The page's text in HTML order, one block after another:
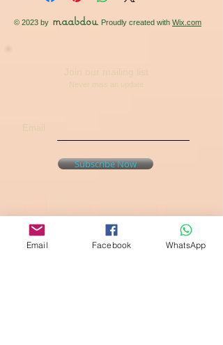
© 2023 by maabdou. Proudly created with Wix.com
Subscribe Now
Email Facebook WhatsApp